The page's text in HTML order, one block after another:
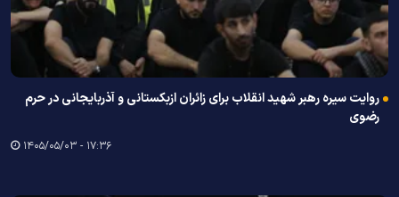
روایت سیره رهبر شهید انقلاب برای زائران ازبکستانی و آذربایجانی در حرم
رضوی
۱۷:۳۶ - ۱۴۰۵/۰۵/۰۳